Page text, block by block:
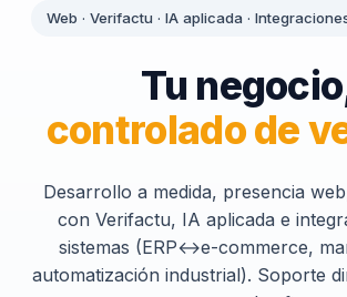
Web · Verifactu · IA aplicada ·
Tu
controlado de
Desarrollo a medida, presencia
con Verifactu, IA aplicada e
sistemas (ERP↔e-commerce,
automatización industrial). Soporte